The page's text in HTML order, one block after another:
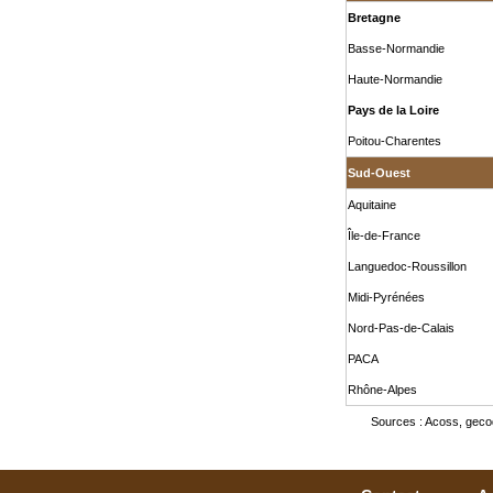
Bretagne
Basse-Normandie
Haute-Normandie
Pays de la Loire
Poitou-Charentes
Sud-Ouest
Aquitaine
Île-de-France
Languedoc-Roussillon
Midi-Pyrénées
Nord-Pas-de-Calais
PACA
Rhône-Alpes
Sources : Acoss,